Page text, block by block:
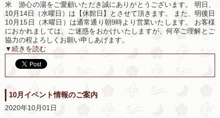
米 游心の湯をご愛顧いただき誠にありがとうございます。 明日、
10月14日（水曜日）は【休館日】とさせて頂きます。 また、明後日
10月15日（木曜日）は通常通り朝9時より営業いたします。 お客様
におかれましては、ご迷惑をおかけいたしますが、何卒ご理解とご
協力の程よろしくお願い申しあげます。
▼続きを読む
10月イベント情報のご案内
2020年10月01日